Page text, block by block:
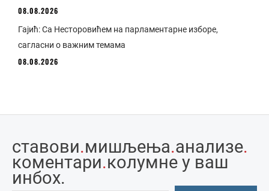
08.08.2026
Гајић: Са Несторовићем на парламентарне изборе,
сагласни о важним темама
08.08.2026
ставови.мишљења.анализе.
коментари.колумне у ваш
инбоx.